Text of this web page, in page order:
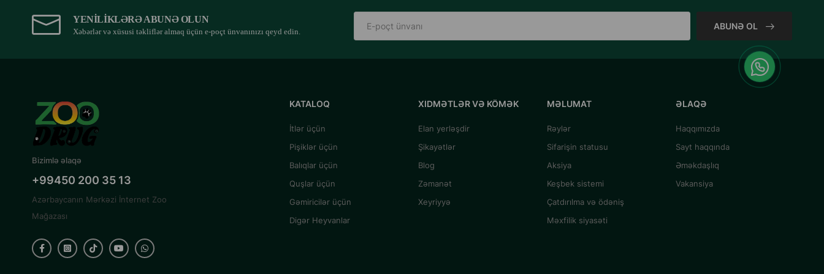
YENILIKLƏRƏ ABUNƏ OLUN
Xəbərlər və xüsusi təkliflər almaq üçün e-poçt ünvanınızı qeyd edin.
ABUNƏ OL
Bizimlə əlaqə
+99450 200 35 13
Azərbaycanın Mərkəzi İnternet Zoo
Mağazası
KATALOQ
İtlər üçün
Pişiklər üçün
Balıqlar üçün
Quşlar üçün
Gəmiricilər üçün
Digər Heyvanlar
XIDMƏTLƏR VƏ KÖMƏK
Elan yerləşdir
Şikayətlər
Blog
Zəmanət
Xeyriyyə
MƏLUMAT
Rəylər
Sifarişin statusu
Aksiya
Keşbek sistemi
Çatdırılma və ödəniş
Məxfilik siyasəti
ƏLAQƏ
Haqqımızda
Sayt haqqında
Əməkdaşlıq
Vakansiya